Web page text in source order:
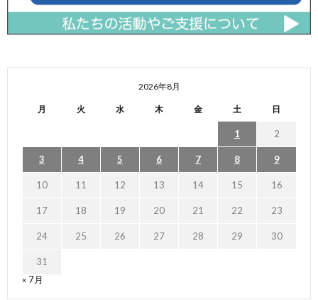
2026年8月
月 火 水 木 金 土 日
1 2
3 4 5 6 7 8 9
10 11 12 13 14 15 16
17 18 19 20 21 22 23
24 25 26 27 28 29 30
31
« 7月